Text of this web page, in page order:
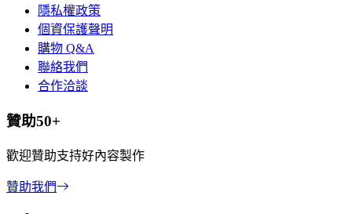
隱私權政策
個資保護聲明
購物 Q&A
聯絡我們
合作洽談
贊助50+
歡迎贊助支持好內容製作
贊助我們